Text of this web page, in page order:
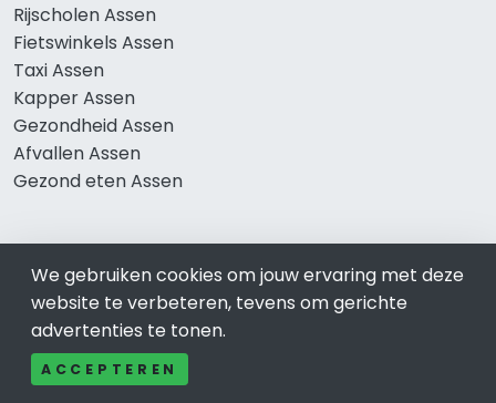
Rijscholen Assen
Fietswinkels Assen
Taxi Assen
Kapper Assen
Gezondheid Assen
Afvallen Assen
Gezond eten Assen
Bekend in Assen
Restaurants Assen
Schoonheidssalon Assen
We gebruiken cookies om jouw ervaring met deze
website te verbeteren, tevens om gerichte
advertenties te tonen.
ACCEPTEREN